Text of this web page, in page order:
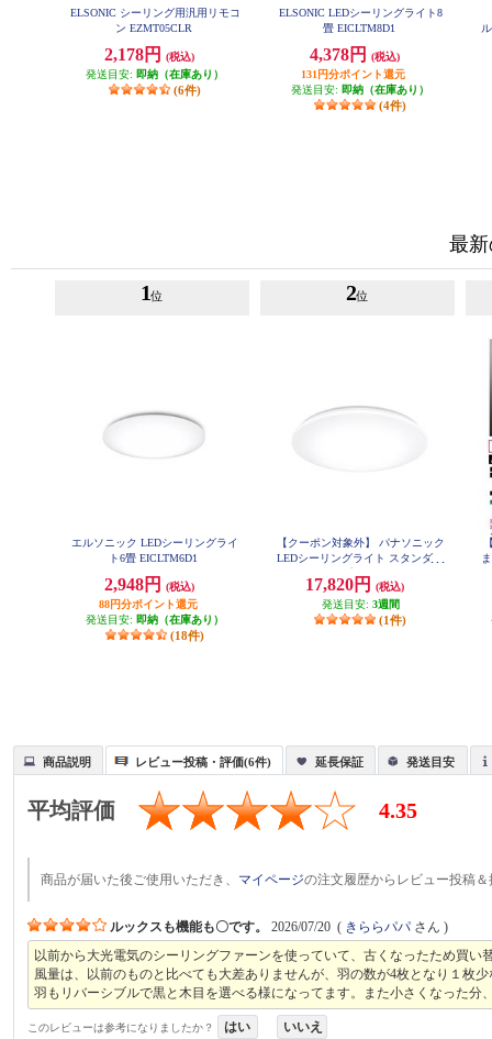
ELSONIC シーリング用汎用リモコ
ン EZMT05CLR
2,178円
(税込)
発送目安: 即納（在庫あり）
(6件)
ELSONIC LEDシーリングライト8
畳 EICLTM8D1
4,378円
(税込)
131円分ポイント還元
発送目安: 即納（在庫あり）
(4件)
最
1位
エルソニック LEDシーリングライ
ト6畳 EICLTM6D1
2,948円
(税込)
88円分ポイント還元
発送目安: 即納（在庫あり）
(18件)
2位
【クーポン対象外】 パナソニック
LEDシーリングライト スタンダー
CM0834A
17,820円
(税込)
発送目安: 3週間
(1件)
商品説明 レビュー投稿・評価(6件) 延長保証 発送目安
平均評価 4.35
商品が届いた後ご使用いただき、 マイページの注文履歴からレビュー投稿
ルックスも機能も〇です。 2026/07/20 ( きららパパ さん )
以前から大光電気のシーリングファーンを使っていて、古くなったため買
風量は、以前のものと比べても大差ありませんが、羽の数が4枚となり１枚
羽もリバーシブルで黒と木目を選べる様になってます。また小さくなった分
このレビューは参考になりましたか？ はい いいえ